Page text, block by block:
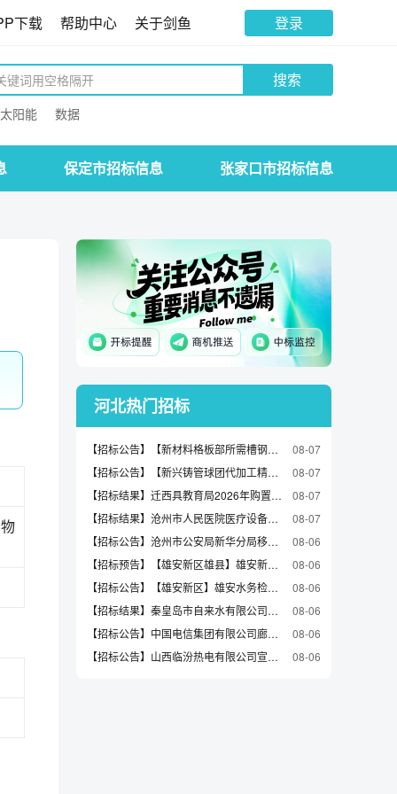
下载 帮助中心 关于剑鱼 登录
搜索
太阳能 数据
保定市招标信息 张家口市招标信息
河北热门招标
【招标公告】【新材料格板部所需槽钢采购】采购公告
08-07
【招标公告】【新兴铸管球团代加工精粉采购0806】采购公告
08-07
【招标结果】迁西具教育局2026年购置第二幼儿园等园所玩教县项目（一）询价成交公告
08-07
【招标结果】沧州市人民医院医疗设备更新购置项目（一）03包、04包中标公告（三次）
08-07
【招标公告】沧州市公安局新华分局移动警务终端服务采购项目（三次）招标公告
08-06
【招标预告】【雄安新区雄县】雄安新区雄县组团供水设施更新改造工程（二期）监理预公示（含招标文件）
08-06
【招标公告】【雄安新区】雄安水务检验检测中心项目仪器设备采购招标公告
08-06
【招标结果】秦皇岛市自来水有限公司2026年度扩户(含一般扩户)所需水表采购中标候选人公示
08-06
【招标公告】中国电信集团有限公司廊坊分公司2026年校园融合认证网关设备采购项目（四次）询比公告
08-06
【招标公告】山西临汾热电有限公司宣化源和塔院光伏电站电力监控系统安全防护装置升级改造项目询比采购公告
08-06